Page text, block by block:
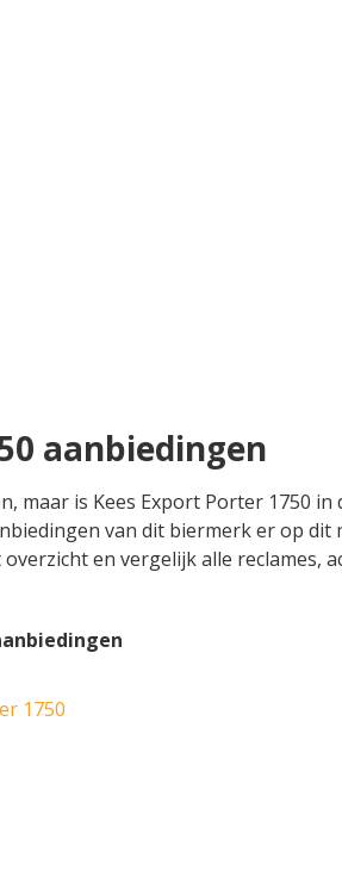
aanbiedingen
maar is Kees Export Porter 1750
van dit biermerk er op
en vergelijk alle
1750